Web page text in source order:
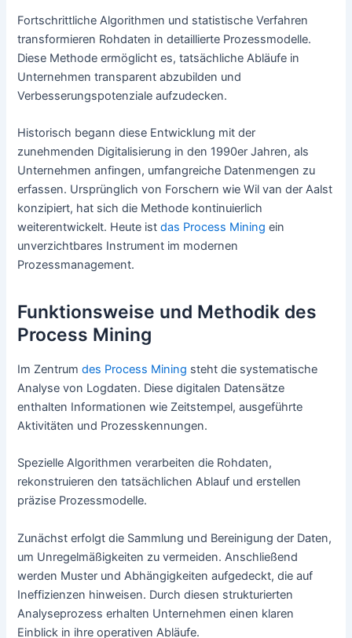
Fortschrittliche Algorithmen und statistische Verfahren
transformieren Rohdaten in detaillierte Prozessmodelle.
Diese Methode ermöglicht es, tatsächliche Abläufe in
Unternehmen transparent abzubilden und
Verbesserungspotenziale aufzudecken.
Historisch begann diese Entwicklung mit der
zunehmenden Digitalisierung in den 1990er Jahren, als
Unternehmen anfingen, umfangreiche Datenmengen zu
erfassen. Ursprünglich von Forschern wie Wil van der Aalst
konzipiert, hat sich die Methode kontinuierlich
weiterentwickelt. Heute istdas Process Mining ein
unverzichtbares Instrument im modernen
Prozessmanagement.
Funktionsweise und Methodik des
Process Mining
Im Zentrumdes Process Mining steht die systematische
Analyse von Logdaten. Diese digitalen Datensätze
enthalten Informationen wie Zeitstempel, ausgeführte
Aktivitäten und Prozesskennungen.
Spezielle Algorithmen verarbeiten die Rohdaten,
rekonstruieren den tatsächlichen Ablauf und erstellen
präzise Prozessmodelle.
Zunächst erfolgt die Sammlung und Bereinigung der Daten,
um Unregelmäßigkeiten zu vermeiden. Anschließend
werden Muster und Abhängigkeiten aufgedeckt, die auf
Ineffizienzen hinweisen. Durch diesen strukturierten
Analyseprozess erhalten Unternehmen einen klaren
Einblick in ihre operativen Abläufe.